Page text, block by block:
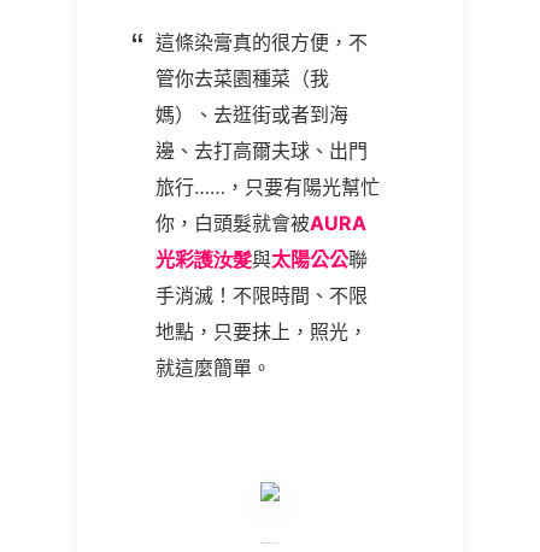
這條染膏真的很方便，不
管你去菜園種菜（我
媽）、去逛街或者到海
邊、去打高爾夫球、出門
旅行…… ，只要有陽光幫忙
你，白頭髮就會被AURA
光彩護汝髮與太陽公公聯
手消滅！不限時間、不限
地點，只要抹上，照光，
就這麼簡單。